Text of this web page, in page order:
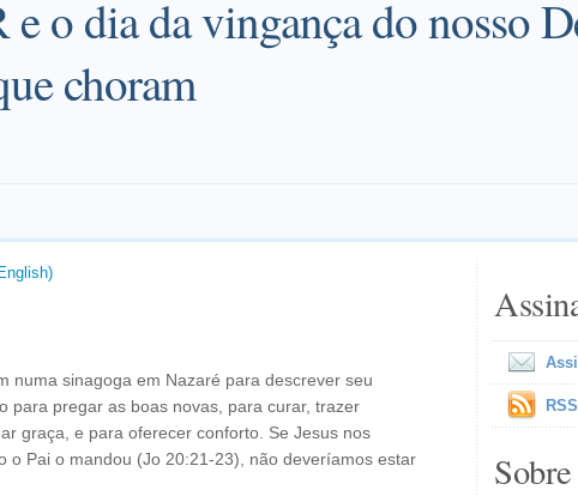
o dia da vingança do nosso
choram
numa sinagoga em Nazaré para descrever seu
para pregar as boas novas, para curar, trazer
graça, e para oferecer conforto. Se Jesus nos
o Pai o mandou (Jo 20:21-23), não deveríamos estar
RSS
Sobre